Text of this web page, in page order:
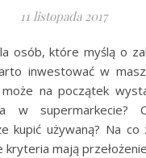
11 listopada 2017
inwestować w
na początek
w supermarkecie?
kupić używaną? Na
kryteria mają